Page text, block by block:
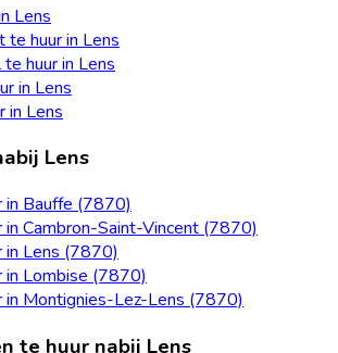
Lens
huur in Lens
huur in Lens
in Lens
in Lens
Lens
in Bauffe (7870)
in Cambron-Saint-Vincent (7870)
in Lens (7870)
in Lombise (7870)
in Montignies-Lez-Lens (7870)
te huur nabij Lens